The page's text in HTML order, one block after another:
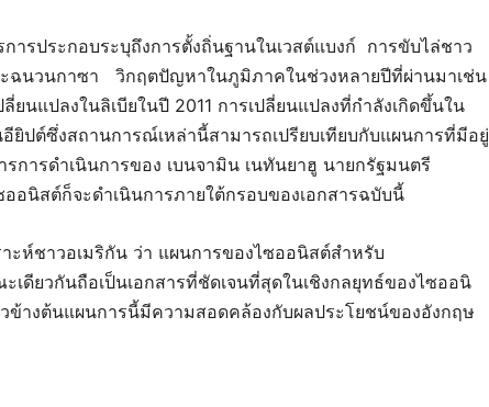
ารประกอบระบุถึงการตั้งถิ่นฐานในเวสต์แบงก์ การขับไล่ชาว
ะฉนวนกาซา วิกฤตปัญหาในภูมิภาคในช่วงหลายปีที่ผ่านมาเช่น
ยนแปลงในลิเบียในปี 2011 การเปลี่ยนแปลงที่กำลังเกิดขึ้นใน
อียิปต์ซึ่งสถานการณ์เหล่านี้สามารถเปรียบเทียบกับแผนการที่มีอยู่
การดำเนินการของ เบนจามิน เนทันยาฮู นายกรัฐมนตรี
อนิสต์ก็จะดำเนินการภายใต้กรอบของเอกสารฉบับนี้
ะห์ชาวอเมริกัน ว่า แผนการของไซออนิสต์สำหรับ
เดียวกันถือเป็นเอกสารที่ชัดเจนที่สุดในเชิงกลยุทธ์ของไซออนิ
ข้างต้นแผนการนี้มีความสอดคล้องกับผลประโยชน์ของอังกฤษ